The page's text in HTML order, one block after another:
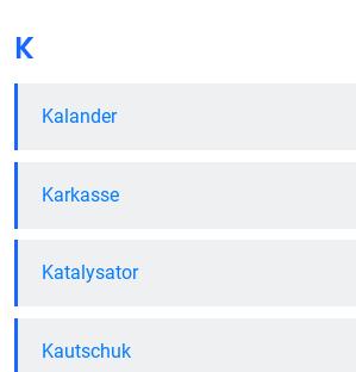
K
Kalander
Karkasse
Katalysator
Kautschuk